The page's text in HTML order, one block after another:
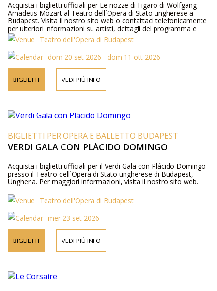
Acquista i biglietti ufficiali per Le nozze di Figaro di Wolfgang
Amadeus Mozart al Teatro dell´Opera di Stato ungherese a
Budapest. Visita il nostro sito web o contattaci telefonicamente
per ulteriori informazioni su artisti, dettagli del programma e
prezzi dei biglietti.Teatro dell'Opera di Budapest
dom 20 set 2026 - dom 11 ott 2026
BIGLIETTI VEDI PIÙ INFO
BIGLIETTI PER OPERA E BALLETTO BUDAPEST
VERDI GALA CON PLÁCIDO DOMINGO
Acquista i biglietti ufficiali per il Verdi Gala con Plácido Domingo
presso il Teatro dell´Opera di Stato ungherese di Budapest,
Ungheria. Per maggiori informazioni, visita il nostro sito web.
Teatro dell'Opera di Budapest
mer 23 set 2026
BIGLIETTI VEDI PIÙ INFO